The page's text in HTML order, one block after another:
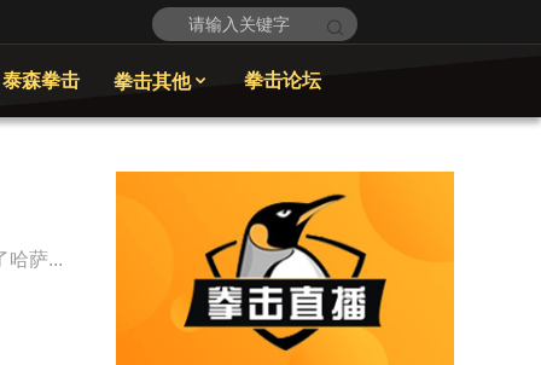
泰森拳击 拳击其他 拳击论坛
哈萨...